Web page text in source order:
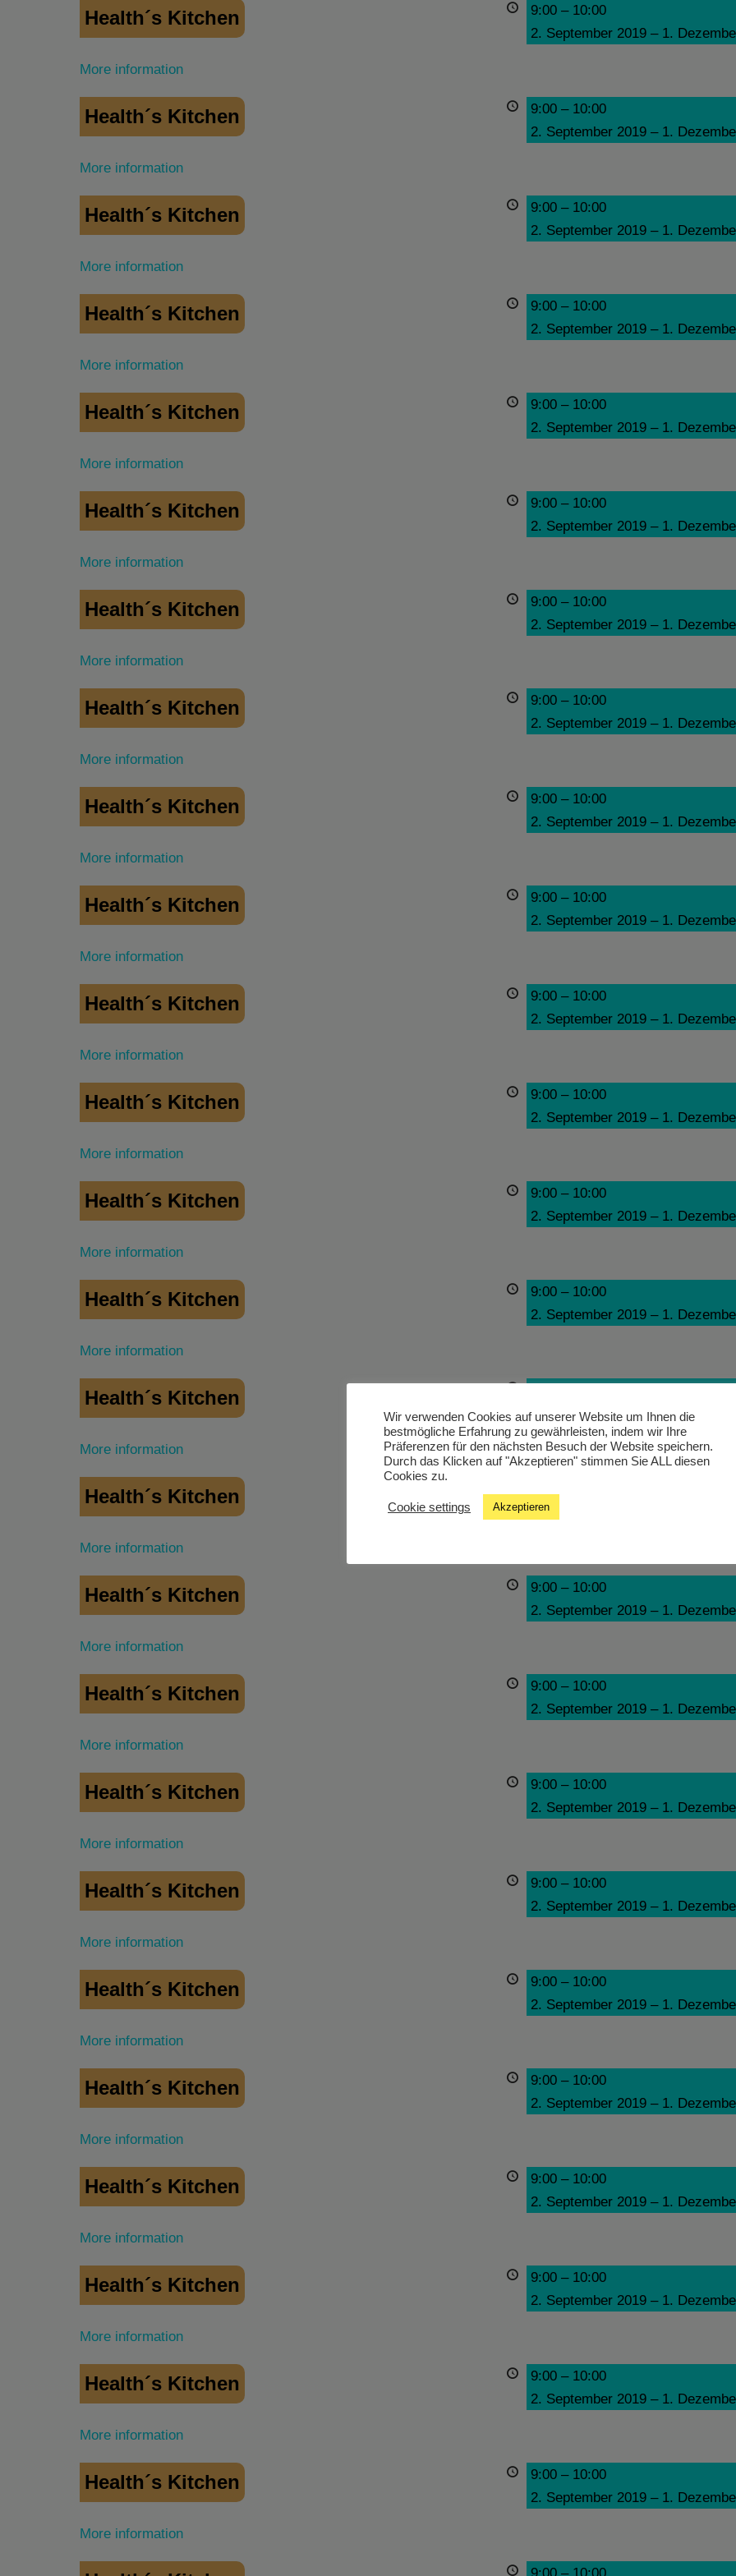
Health´s Kitchen 9:00 – 10:00
2. September 2019 – 1.
More information
Health´s Kitchen 9:00 – 10:00
2. September 2019 – 1.
More information
Health´s Kitchen 9:00 – 10:00
2. September 2019 – 1.
More information
Health´s Kitchen 9:00 – 10:00
2. September 2019 – 1.
More information
Health´s Kitchen 9:00 – 10:00
2. September 2019 – 1.
More information
Health´s Kitchen 9:00 – 10:00
2. September 2019 – 1.
More information
Health´s Kitchen 9:00 – 10:00
2. September 2019 – 1.
More information
Health´s Kitchen 9:00 – 10:00
2. September 2019 – 1.
More information
Health´s Kitchen 9:00 – 10:00
2. September 2019 – 1.
More information
Health´s Kitchen 9:00 – 10:00
2. September 2019 – 1.
More information
Health´s Kitchen 9:00 – 10:00
2. September 2019 – 1.
More information
Health´s Kitchen 9:00 – 10:00
2. September 2019 – 1.
More information
Health´s Kitchen 9:00 – 10:00
2. September 2019 – 1.
More information
Health´s Kitchen 9:00 – 10:00
2. September 2019 – 1.
More information
Health´s Kitchen
2. September 2019 –1.
More information
Health´s Kitchen
2. September 2019
1.
More information
Health´s Kitchen 9:00 – 10:00
2. September 2019 – 1.
More information
Health´s Kitchen 9:00 – 10:00
2. September 2019 – 1.
More information
Health´s Kitchen 9:00 – 10:00
2. September 2019 – 1.
More information
Health´s Kitchen 9:00 – 10:00
2. September 2019 – 1.
More information
Health´s Kitchen 9:00 – 10:00
2. September 2019 – 1.
More information
Health´s Kitchen 9:00 – 10:00
2. September 2019 – 1.
More information
Health´s Kitchen 9:00 – 10:00
2. September 2019 – 1.
More information
Health´s Kitchen 9:00 – 10:00
2. September 2019 – 1.
More information
Health´s Kitchen 9:00 – 10:00
2. September 2019 – 1.
More information
Health´s Kitchen 9:00 – 10:00
2. September 2019 – 1.
More information
Wir verwenden Cookies auf unserer Website um Ihnen die
bestmögliche Erfahrung zu gewährleisten, indem wir Ihre
Präferenzen für den nächsten Besuch der Website speichern.
Durch das Klicken auf "Akzeptieren" stimmen Sie ALL diesen
Cookies zu.
Cookie settings Akzeptieren